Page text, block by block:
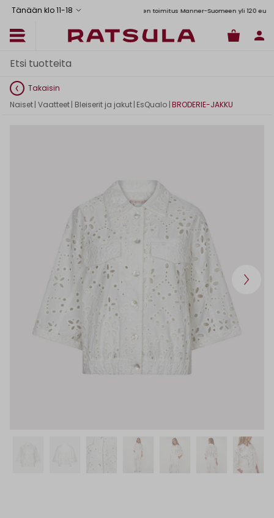
Tänään klo 11-18
Toimituskulut alk. 6,90€Ilmainen toimitus Manner-Suomeen yli 120 euron
Takaisin
Naiset| Vaatteet| Bleiserit ja jakut | EsQualo |BRODERIE-JAKKU